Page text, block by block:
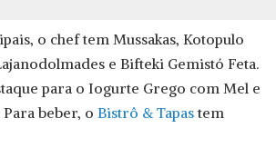
o chef tem Mussakas, Kotopulo
e Bifteki Gemistó Feta.
para o Iogurte Grego com Mel e
Para beber, o Bistrô & Tapastem